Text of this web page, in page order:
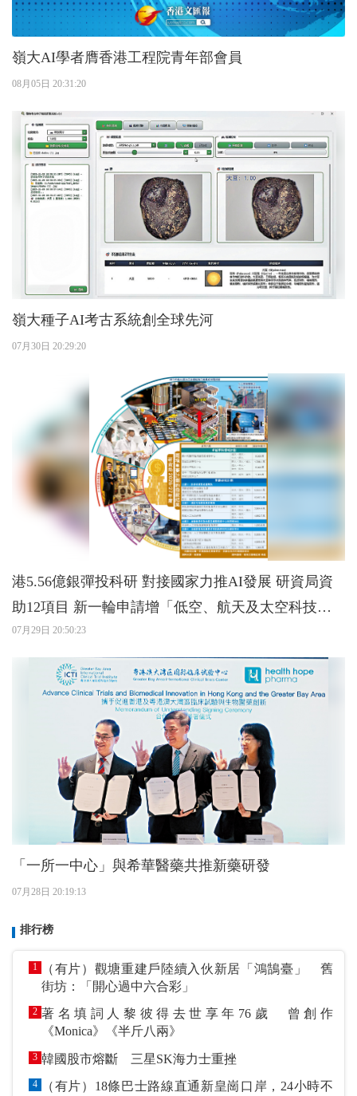
嶺大AI學者膺香港工程院青年部會員
08月05日 20:31:20
嶺大種子AI考古系統創全球先河
07月30日 20:29:20
港5.56億銀彈投科研 對接國家力推AI發展 研資局資
助12項目 新一輪申請增「低空、航天及太空科技」
範疇
07月29日 20:50:23
「一所一中心」與希華醫藥共推新藥研發
07月28日 20:19:13
排行榜
1
（有片）觀塘重建戶陸續入伙新居「鴻鵠臺」 舊
街坊：「開心過中六合彩」
2 著名填詞人黎彼得去世享年76歲 曾創作
《Monica》《半斤八兩》
3 韓國股市熔斷 三星SK海力士重挫
4
（有片）18條巴士路線直通新皇崗口岸，24小時不